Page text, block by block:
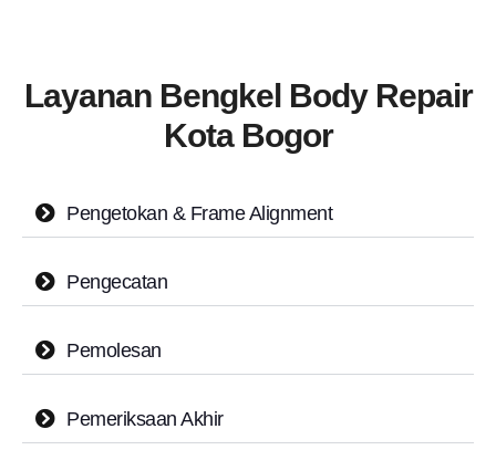
Layanan Bengkel Body Repair
Kota Bogor
Pengetokan & Frame Alignment
Pengecatan
Pemolesan
Pemeriksaan Akhir